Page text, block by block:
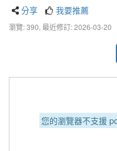
分享 我要推薦
瀏覽: 390, 最近修訂: 2026-03-20
您的瀏覽器不支援